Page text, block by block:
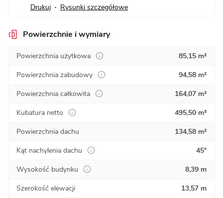
Drukuj • Rysunki szczegółowe
Powierzchnie i wymiary
Powierzchnia użytkowa
85,15 m²
Powierzchnia zabudowy
94,58 m²
Powierzchnia całkowita
164,07 m²
Kubatura netto
495,50 m³
Powierzchnia dachu
134,58 m²
Kąt nachylenia dachu
45°
Wysokość budynku
8,39 m
Szerokość elewacji
13,57 m